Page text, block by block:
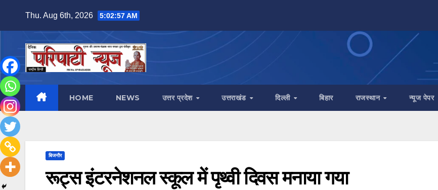
Thu. Aug 6th, 2026 5:02:59 AM
HOME NEWS उत्तर प्रदेश उत्तराखंड दिल्ली बिहार राजस्थान न्यूज पेपर
बिजनौर
रूट्स इंटरनेशनल स्कूल में पृथ्वी दिवस मनाया गया